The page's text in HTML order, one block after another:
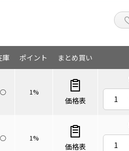
庫 ポイント まとめ買い
○ 1%
価格表
○ 1%
価格表